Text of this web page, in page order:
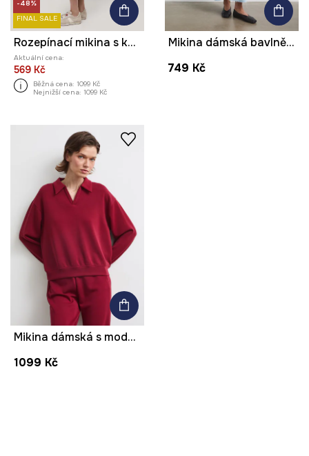
-48%
FINAL SALE
Rozepínací mikina s kapucí dámská
Aktuální cena:
569 Kč
Běžná cena: 1099 Kč
Nejnižší cena: 1099 Kč
Mikina dámská bavlněná hladká
749 Kč
Mikina dámská s modalem hladká
1099 Kč